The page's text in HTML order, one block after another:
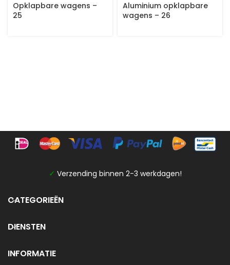
Opklapbare wagens –
25
Aluminium opklapbare
wagens – 26
✓ Verzending binnen 2-3 werkdagen!
CATEGORIEËN
DIENSTEN
INFORMATIE